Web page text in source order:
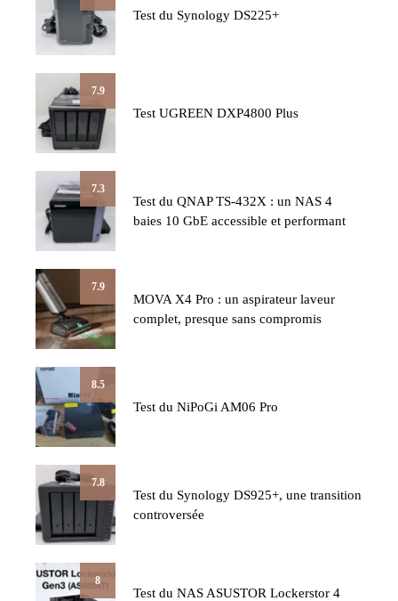
Test du Synology DS225+
7.9
Test UGREEN DXP4800 Plus
7.3
Test du QNAP TS-432X : un NAS 4
baies 10 GbE accessible et performant
7.9
MOVA X4 Pro : un aspirateur laveur
complet, presque sans compromis
8.5
Test du NiPoGi AM06 Pro
7.8
Test du Synology DS925+, une transition
controversée
8
Test du NAS ASUSTOR Lockerstor 4